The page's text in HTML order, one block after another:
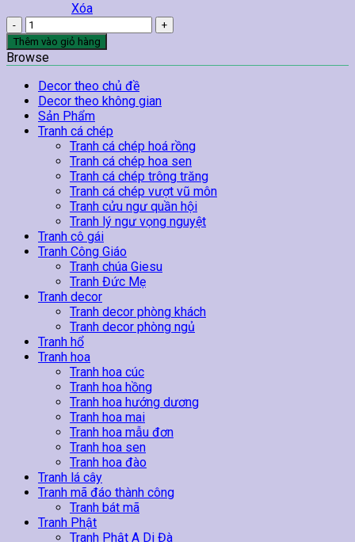
Xóa
Tranh
Treo
Tường
Cá
Chép
Hoa
Sen
18
lượng
Thêm vào giỏ hàng
Browse
Decor theo chủ đề
Decor theo không gian
Sản Phẩm
Tranh cá chép
Tranh cá chép hoá rồng
Tranh cá chép hoa sen
Tranh cá chép trông trăng
Tranh cá chép vượt vũ môn
Tranh cửu ngư quần hội
Tranh lý ngư vọng nguyệt
Tranh cô gái
Tranh Công Giáo
Tranh chúa Giesu
Tranh Đức Mẹ
Tranh decor
Tranh decor phòng khách
Tranh decor phòng ngủ
Tranh hổ
Tranh hoa
Tranh hoa cúc
Tranh hoa hồng
Tranh hoa hướng dương
Tranh hoa mai
Tranh hoa mẫu đơn
Tranh hoa sen
Tranh hoa đào
Tranh lá cây
Tranh mã đáo thành công
Tranh bát mã
Tranh Phật
Tranh Phật A Di Đà